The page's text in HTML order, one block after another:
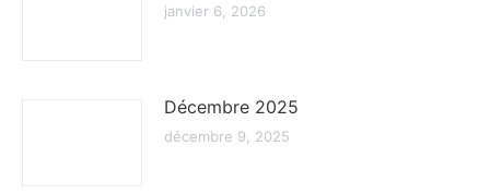
janvier 6, 2026
Décembre 2025
décembre 9, 2025